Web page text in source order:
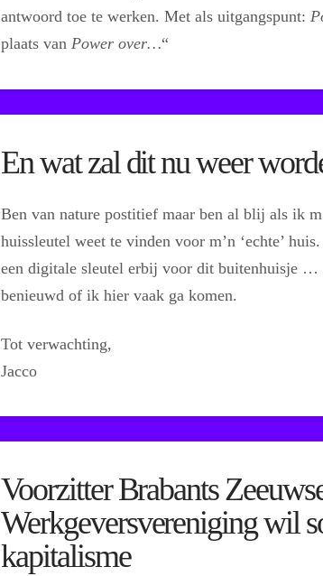
antwoord toe te werken. Met als uitgangspunt:
plaats vanPower over…“
En wat zal dit nu weer
Ben van nature postitief maar ben al blij als ik
huissleutel weet te vinden voor m’n ‘echte’
een digitale sleutel erbij voor dit buitenhuisje …
benieuwd of ik hier vaak ga komen.
Tot verwachting,
Jacco
Voorzitter Brabants
Werkgeversvereniging wil
kapitalisme